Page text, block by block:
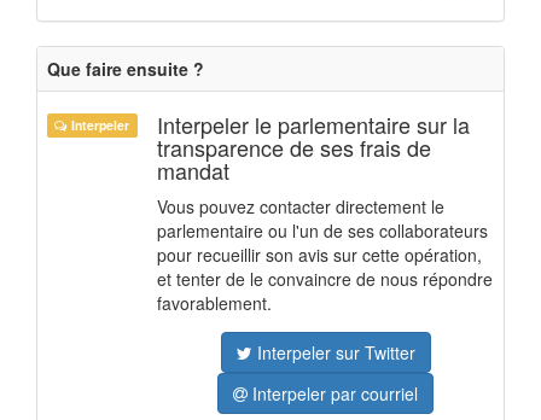
Que faire ensuite ?
Interpeler Interpeler le parlementaire sur la
transparence de ses frais de
mandat
Vous pouvez contacter directement le
parlementaire ou l'un de ses collaborateurs
pour recueillir son avis sur cette opération,
et tenter de le convaincre de nous répondre
favorablement.
Interpeler sur Twitter
Interpeler par courriel